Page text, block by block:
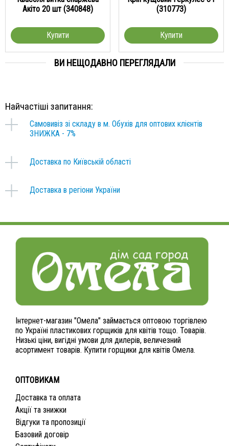
Акіто 20 шт (340848)
Купити
(310773)
Купити
ВИ НЕЩОДАВНО ПЕРЕГЛЯДАЛИ
Найчастіші запитання:
Самовивіз зі складу в м. Обухів для оптових клієнтів
ЗНИЖКА - 7%
Доставка по Київській області
Доставка в регіони України
Інтернет-магазин "Омела" займається оптовою торгівлею
по Україні пластикових горщиків для квітів тощо. Товарів.
Низькі ціни, вигідні умови для дилерів, величезний
асортимент товарів. Купити горщики для квітів Омела.
ОПТОВИКАМ
Доставка та оплата
Акції та знижки
Відгуки та пропозиції
Базовий договір